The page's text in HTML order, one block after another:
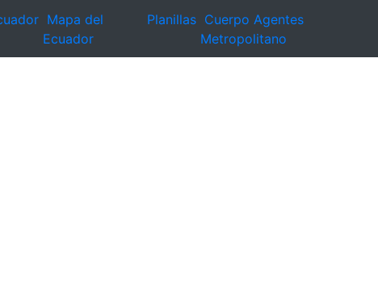
Mapa del
Ecuador
Planillas Cuerpo Agentes
Metropolitano